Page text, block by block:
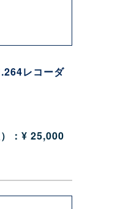
レコーダ
：¥ 25,000